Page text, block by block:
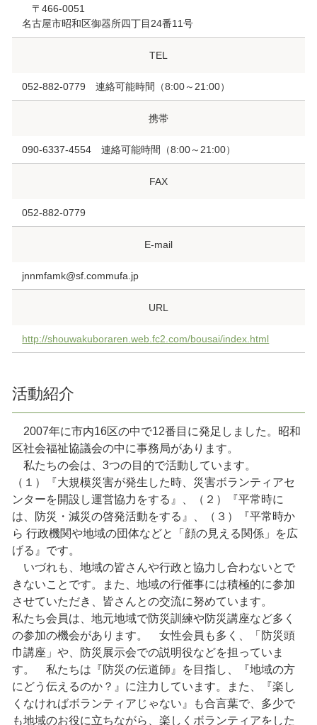
〒466-0051
名古屋市昭和区御器所四丁目24番11号
TEL
052-882-0779 連絡可能時間（8:00～21:00）
携帯
090-6337-4554 連絡可能時間（8:00～21:00）
FAX
052-882-0779
E-mail
jnnmfamk@sf.commufa.jp
URL
http://shouwakuboraren.web.fc2.com/bousai/index.html
活動紹介
2007年に市内16区の中で12番目に発足しました。昭和
区社会福祉協議会の中に事務局があります。
私たちの会は、3つの目的で活動しています。
（１）『大規模災害が発生した時、災害ボランティアセ
ンターを開設し運営協力をする』、（２）『平常時に
は、防災・減災の啓発活動をする』、（３）『平常時か
ら 行政機関や地域の団体などと「顔の見える関係」を広
げる』です。
いづれも、地域の皆さんや行政と協力し合わないとで
きないことです。また、地域の行催事には積極的に参加
させていただき、皆さんとの交流に努めています。
私たち会員は、地元地域で防災訓練や防災講座など多く
の参加の機会があります。 女性会員も多く、「防災頭
巾講座」や、防災展示会での説明役などを担っていま
す。 私たちは『防災の伝道師』を目指し、『地域の方
にどう伝えるのか？』に注力しています。また、『楽し
くなければボランティアじゃない』も合言葉で、多少で
も地域のお役に立ちながら、楽しくボランティアをした